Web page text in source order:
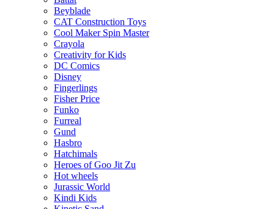
Beyblade
CAT Construction Toys
Cool Maker Spin Master
Crayola
Creativity for Kids
DC Comics
Disney
Fingerlings
Fisher Price
Funko
Furreal
Gund
Hasbro
Hatchimals
Heroes of Goo Jit Zu
Hot wheels
Jurassic World
Kindi Kids